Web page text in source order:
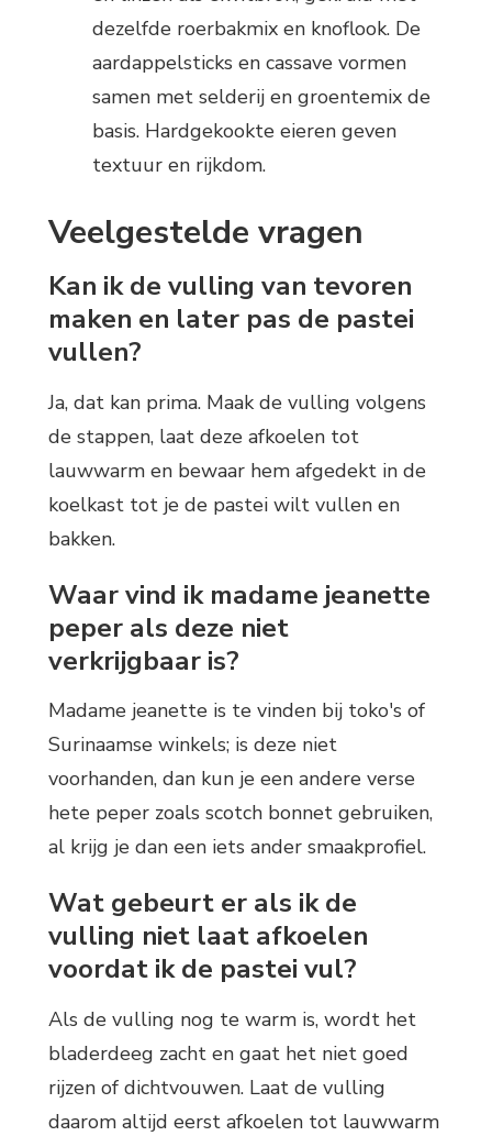
dezelfde roerbakmix en knoflook. De
aardappelsticks en cassave vormen
samen met selderij en groentemix de
basis. Hardgekookte eieren geven
textuur en rijkdom.
Veelgestelde vragen
Kan ik de vulling van tevoren
maken en later pas de pastei
vullen?
Ja, dat kan prima. Maak de vulling volgens
de stappen, laat deze afkoelen tot
lauwwarm en bewaar hem afgedekt in de
koelkast tot je de pastei wilt vullen en
bakken.
Waar vind ik madame jeanette
peper als deze niet
verkrijgbaar is?
Madame jeanette is te vinden bij toko's of
Surinaamse winkels; is deze niet
voorhanden, dan kun je een andere verse
hete peper zoals scotch bonnet gebruiken,
al krijg je dan een iets ander smaakprofiel.
Wat gebeurt er als ik de
vulling niet laat afkoelen
voordat ik de pastei vul?
Als de vulling nog te warm is, wordt het
bladerdeeg zacht en gaat het niet goed
rijzen of dichtvouwen. Laat de vulling
daarom altijd eerst afkoelen tot lauwwarm